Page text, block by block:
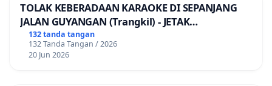
TOLAK KEBERADAAN KARAOKE DI SEPANJANG
JALAN GUYANGAN (Trangkil) - JETAK
(Wedarijaksa) Kab. PATI
132 tanda tangan
132 Tanda Tangan / 2026
20 Jun 2026